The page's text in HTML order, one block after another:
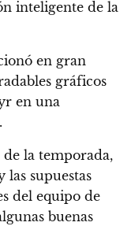
inteligente de la
en gran
gráficos
en una
la temporada,
las supuestas
del equipo de
buenas